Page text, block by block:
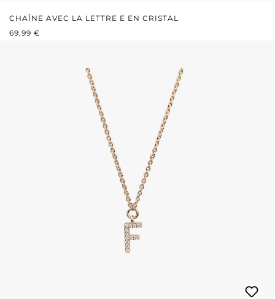
CHAÎNE AVEC LA LETTRE E EN CRISTAL
PRIX RÉGULIER :
69,99 €